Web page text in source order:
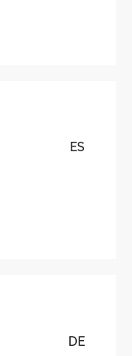
ES
DE